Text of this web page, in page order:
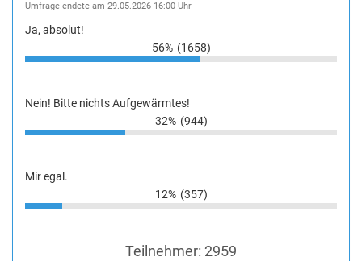
Umfrage endete am 29.05.2026 16:00 Uhr
Ja, absolut!
56% (1658)
Nein! Bitte nichts Aufgewärmtes!
32% (944)
Mir egal.
12% (357)
Teilnehmer: 2959